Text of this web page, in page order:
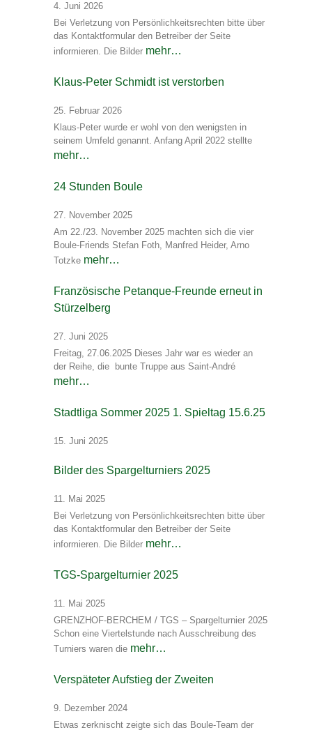
4. Juni 2026
Bei Verletzung von Persönlichkeitsrechten bitte über
das Kontaktformular den Betreiber der Seite
informieren. Die Bilder mehr…
Klaus-Peter Schmidt ist verstorben
25. Februar 2026
Klaus-Peter wurde er wohl von den wenigsten in
seinem Umfeld genannt. Anfang April 2022 stellte
mehr…
24 Stunden Boule
27. November 2025
Am 22./23. November 2025 machten sich die vier
Boule-Friends Stefan Foth, Manfred Heider, Arno
Totzke mehr…
Französische Petanque-Freunde erneut in
Stürzelberg
27. Juni 2025
Freitag, 27.06.2025 Dieses Jahr war es wieder an
der Reihe, die bunte Truppe aus Saint-André
mehr…
Stadtliga Sommer 2025 1. Spieltag 15.6.25
15. Juni 2025
Bilder des Spargelturniers 2025
11. Mai 2025
Bei Verletzung von Persönlichkeitsrechten bitte über
das Kontaktformular den Betreiber der Seite
informieren. Die Bilder mehr…
TGS-Spargelturnier 2025
11. Mai 2025
GRENZHOF-BERCHEM / TGS – Spargelturnier 2025
Schon eine Viertelstunde nach Ausschreibung des
Turniers waren die mehr…
Verspäteter Aufstieg der Zweiten
9. Dezember 2024
Etwas zerknischt zeigte sich das Boule-Team der